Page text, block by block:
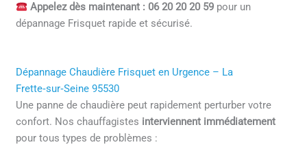
Appelez dès maintenant : 06 20 20 20 59pour un
dépannage Frisquet rapide et sécurisé.
Dépannage Chaudière Frisquet en Urgence – La
Frette‑sur‑Seine 95530
Une panne de chaudière peut rapidement perturber votre
confort. Nos chauffagistes interviennent immédiatement
pour tous types de problèmes :